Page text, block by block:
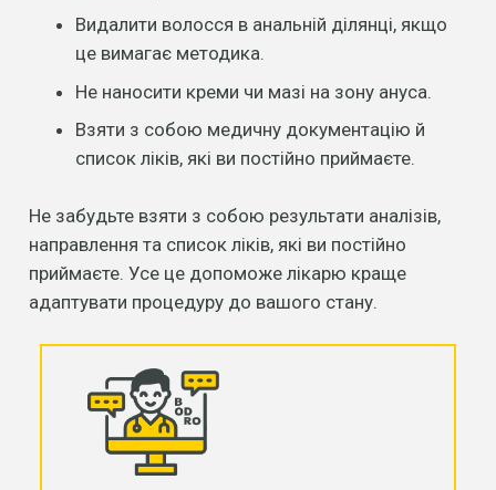
Видалити волосся в анальній ділянці, якщо
це вимагає методика.
Не наносити креми чи мазі на зону ануса.
Взяти з собою медичну документацію й
список ліків, які ви постійно приймаєте.
Не забудьте взяти з собою результати аналізів,
направлення та список ліків, які ви постійно
приймаєте. Усе це допоможе лікарю краще
адаптувати процедуру до вашого стану.